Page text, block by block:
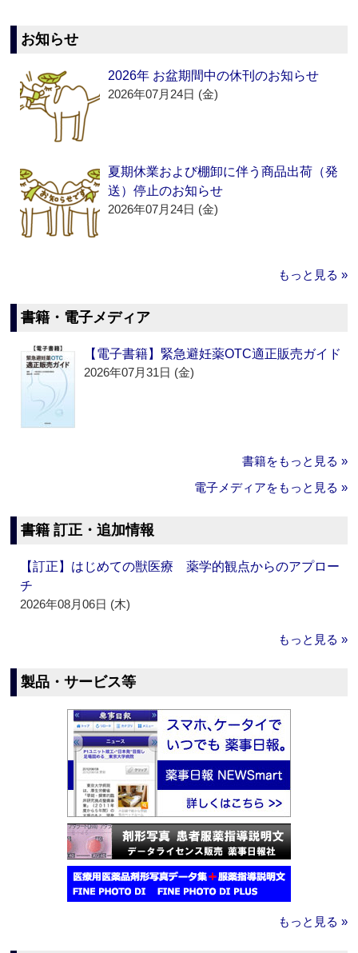
お知らせ
2026年 お盆期間中の休刊のお知らせ
2026年07月24日 (金)
夏期休業および棚卸に伴う商品出荷（発
送）停止のお知らせ
2026年07月24日 (金)
もっと見る »
書籍・電子メディア
【電子書籍】緊急避妊薬OTC適正販売ガイド
2026年07月31日 (金)
書籍をもっと見る »
電子メディアをもっと見る »
書籍 訂正・追加情報
【訂正】はじめての獣医療 薬学的観点からのアプロー
チ
2026年08月06日 (木)
もっと見る »
製品・サービス等
もっと見る »